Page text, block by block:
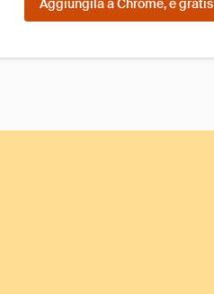
Aggiungila a Chrome, è gratis